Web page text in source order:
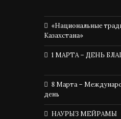
«Национальные
Казахстана»
1 МАРТА – ДЕНЬ
8 Марта –
день
НАУРЫЗ МЕЙРАМЫ